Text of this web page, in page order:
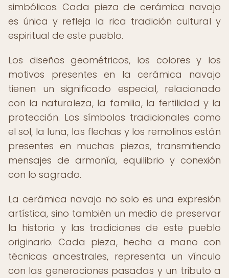
simbólicos. Cada pieza de cerámica navajo
es única y refleja la rica tradición cultural y
espiritual de este pueblo.
Los diseños geométricos, los colores y los
motivos presentes en la cerámica navajo
tienen un significado especial, relacionado
con la naturaleza, la familia, la fertilidad y la
protección. Los símbolos tradicionales como
el sol, la luna, las flechas y los remolinos están
presentes en muchas piezas, transmitiendo
mensajes de armonía, equilibrio y conexión
con lo sagrado.
La cerámica navajo no solo es una expresión
artística, sino también un medio de preservar
la historia y las tradiciones de este pueblo
originario. Cada pieza, hecha a mano con
técnicas ancestrales, representa un vínculo
con las generaciones pasadas y un tributo a